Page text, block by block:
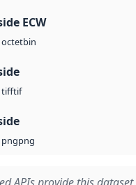
ECW
octetbin
tifftif
pngpng